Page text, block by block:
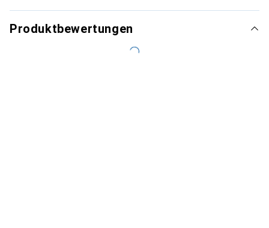
Produktbewertungen